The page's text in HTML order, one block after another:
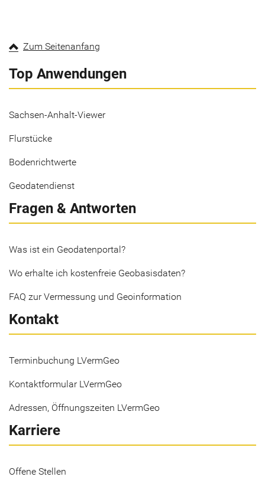
Zum Seitenanfang
Top Anwendungen
Sachsen-Anhalt-Viewer
Flurstücke
Bodenrichtwerte
Geodatendienst
Fragen & Antworten
Was ist ein Geodatenportal?
Wo erhalte ich kostenfreie Geobasisdaten?
FAQ zur Vermessung und Geoinformation
Kontakt
Terminbuchung LVermGeo
Kontaktformular LVermGeo
Adressen, Öffnungszeiten LVermGeo
Karriere
Offene Stellen